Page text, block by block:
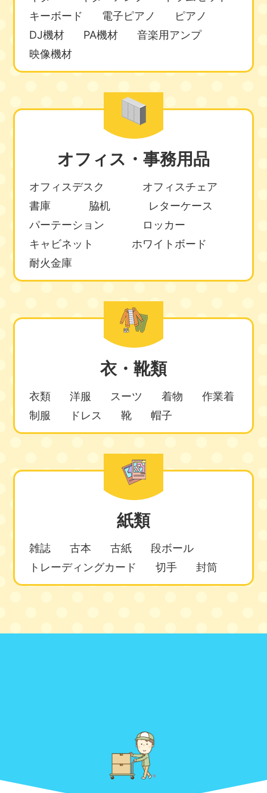
キーボード
電子ピアノ
ピアノ
DJ機材
PA機材
音楽用アンプ
映像機材
オフィス・事務用品
オフィスデスク
オフィスチェア
書庫
脇机
レターケース
パーテーション
ロッカー
キャビネット
ホワイトボード
耐火金庫
衣・靴類
衣類 洋服 スーツ 着物
作業着
制服
ドレス 靴 帽子
紙類
雑誌 古本 古紙
段ボール
トレーディングカード
切手 封筒